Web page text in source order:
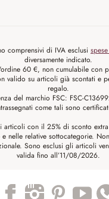
comprensivi di IVA esclusi
diversamente indicato.
60 €, non cumulabile con
valido su articoli già scontati e
regalo.
del marchio FSC: FSC-
come tali sono
articoli con il 25% di sconto
nelle relative sottocategorie.
Sono esclusi gli articoli
valida fino all’11/08/2026.